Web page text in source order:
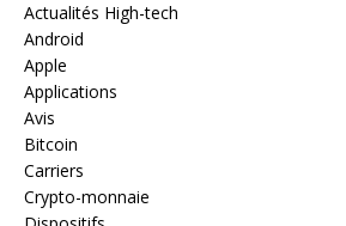
Actualités High-tech
Android
Apple
Applications
Avis
Bitcoin
Carriers
Crypto-monnaie